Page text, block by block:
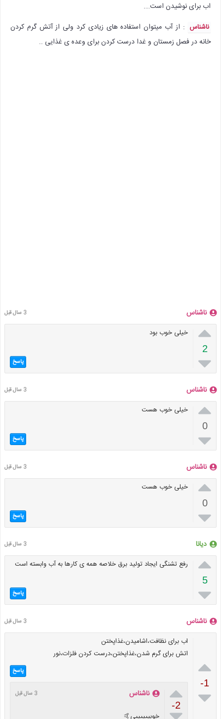
اب برای نوشیدن است….
ناشناس : از آب میتوان استفاده های زیادی کرد ولی از آتش گرم کردن
خانه در فصل زمستان و غدا درست کردن برای وعده ی غذایی ..
ناشناس 3 سال قبل

2

خیلی خوب بود
پاسخ
ناشناس 3 سال قبل

0

خیلی خوب هست
پاسخ
ناشناس 3 سال قبل

0

خیلی خوب هست
پاسخ
دیانا 3 سال قبل

5

رفع تشنگی ایجاد تولید برق خلاصه همه ی کارها به آب وابسته است
پاسخ
ناشناس 3 سال قبل

-1

اب برای نظافت،اشامیدن،غذاپختن
اتش برای گرم شدن،غذاپختن،درست کردن فلزات،نور
پاسخ

-2
ناشناس 3 سال قبل
خوبییییییی🤙